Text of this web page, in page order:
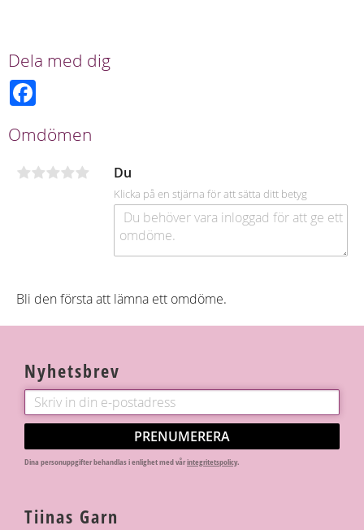
Dela med dig
b
o
k
Omdömen
Du
Klicka på en stjärna för att sätta ditt betyg
Bli den första att lämna ett omdöme.
Nyhetsbrev
PRENUMERERA
Dina personuppgifter behandlas i enlighet med vårintegritetspolicy.
Tiinas Garn